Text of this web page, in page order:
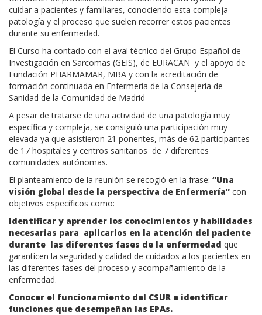
cuidar a pacientes y familiares, conociendo esta compleja
patología y el proceso que suelen recorrer estos pacientes
durante su enfermedad.
El Curso ha contado con el aval técnico del Grupo Español de
Investigación en Sarcomas (GEIS), de EURACAN y el apoyo de
Fundación PHARMAMAR, MBA y con la acreditación de
formación continuada en Enfermería de la Consejería de
Sanidad de la Comunidad de Madrid
A pesar de tratarse de una actividad de una patología muy
específica y compleja, se consiguió una participación muy
elevada ya que asistieron 21 ponentes, más de 62 participantes
de 17 hospitales y centros sanitarios de 7 diferentes
comunidades autónomas.
El planteamiento de la reunión se recogió en la frase: “Una
visión global desde la perspectiva de Enfermería” con
objetivos específicos como:
Identificar y aprender los conocimientos y habilidades
necesarias para aplicarlos en la atención del paciente
durante las diferentes fases de la enfermedad que
garanticen la seguridad y calidad de cuidados a los pacientes en
las diferentes fases del proceso y acompañamiento de la
enfermedad.
Conocer el funcionamiento del CSUR e identificar
funciones que desempeñan las EPAs.